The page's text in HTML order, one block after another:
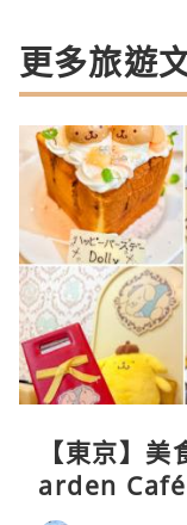
更多旅遊
【東京】
arden